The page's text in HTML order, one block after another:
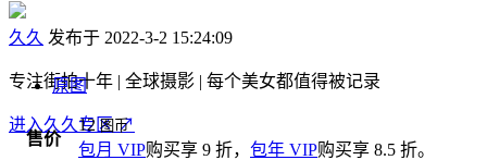
久久 发布于 2022-3-2 15:24:09
专注街拍十年 | 全球摄影 | 每个美女都值得被记录
进入久久专区↗
原图
售价
12图币
包月 VIP购买享 9 折， 包年 VIP购买享 8.5 折。